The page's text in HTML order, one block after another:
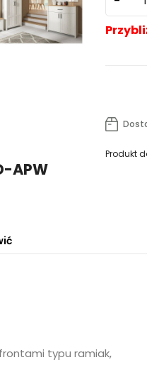
Produkt
APW
typu ramiak,